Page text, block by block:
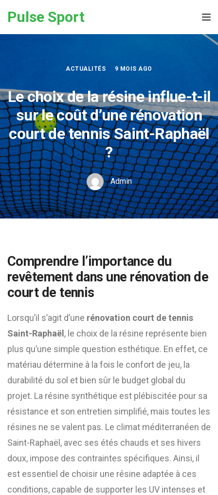
Pulse Sport
ACTUALITÉS 9 MOIS AGO
Le choix de la résine influe-t-il
sur le coût d’une rénovation
court de tennis Saint-Raphaël
?
Admin
Comprendre l’importance du
revêtement dans une rénovation de
court de tennis
Lorsqu’il s’agit d’une rénovation court de tennis
Saint-Raphaël , le choix de la résine représente bien
plus qu’une simple question esthétique. En effet, ce
matériau détermine à la fois le confort de jeu, la
durabilité du sol et bien sûr le budget global du
projet. La résine synthétique est plébiscitée pour sa
résistance et son entretien simplifié, mais toutes les
résines ne se valent pas. Le climat méditerranéen de
Saint-Raphaël, avec ses étés chauds et ses hivers
doux, impose des contraintes spécifiques. Ainsi, il
est essentiel de choisir une résine adaptée à ces
conditions, capable de supporter les UV intenses et